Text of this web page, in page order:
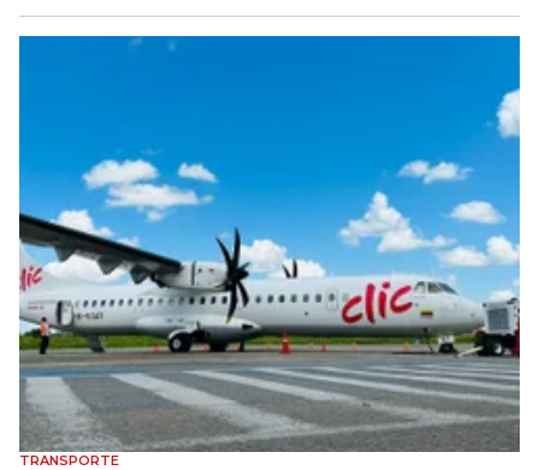
TRANSPORTE